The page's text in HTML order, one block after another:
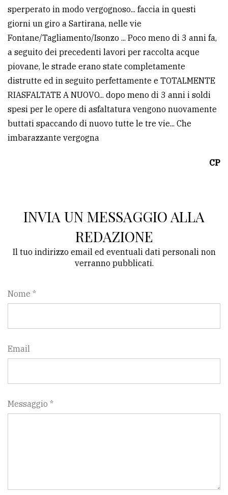
tua
pubblicità
CERCA
Cerca
per
comune
Ricerca
Privacy
policy
sperperato in modo vergognoso... faccia in questi
giorni un giro a Sartirana, nelle vie
Fontane/Tagliamento/Isonzo ... Poco meno di 3 anni fa,
a seguito dei precedenti lavori per raccolta acque
piovane, le strade erano state completamente
distrutte ed in seguito perfettamente e TOTALMENTE
RIASFALTATE A NUOVO... dopo meno di 3 anni i soldi
spesi per le opere di asfaltatura vengono nuovamente
buttati spaccando di nuovo tutte le tre vie... Che
imbarazzante vergogna
CP
INVIA UN MESSAGGIO ALLA
REDAZIONE
Il tuo indirizzo email ed eventuali dati personali non
verranno pubblicati.
Nome *
Email
Messaggio *